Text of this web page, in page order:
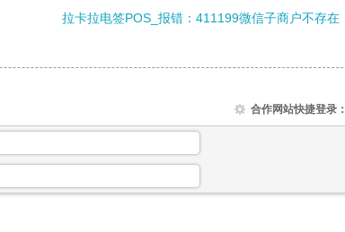
拉卡拉电签POS_报错：411199微信子商户不存在
合作网站快捷登录：